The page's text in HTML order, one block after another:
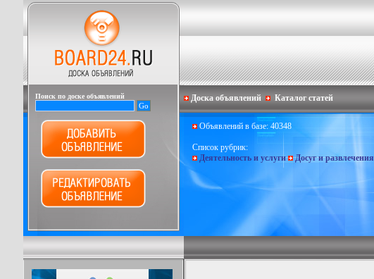
Поиск по доске объявлений Доска объявлений Каталог статей
Объявлений в базе: 40348
Список рубрик:
Деятельность и услуги
Досуг и развлечения